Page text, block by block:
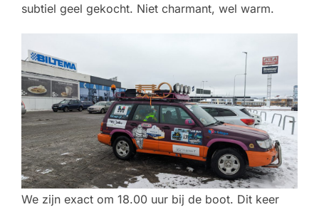
subtiel geel gekocht. Niet charmant, wel warm.
We zijn exact om 18.00 uur bij de boot. Dit keer